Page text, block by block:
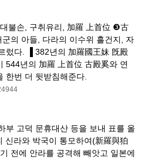
불손, 구취유리, 加羅 上首位 ❸古
의 아들, 다라의 이수위 흘건지, 자
렀다. ▐ 382년의 加羅國王妹 旣殿
544년의 加羅 上首位 古殿奚와 연
한번 더 뒷받침해준다.
부 고덕 문휴대산 등을 보내 표를 올
신라와 박국이 통모하여(新羅與狛
전에 안라를 공격해 빼앗고 일본에